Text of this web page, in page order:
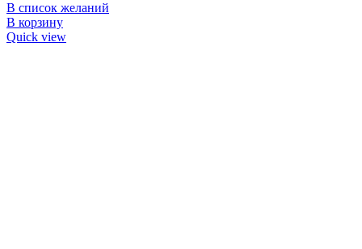
В список желаний
В корзину
Quick view